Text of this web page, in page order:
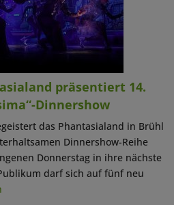
präsentiert 14.
Dinnershow
das Phantasialand in Brühl
Dinnershow-Reihe
Donnerstag in ihre nächste
darf sich auf fünf neu